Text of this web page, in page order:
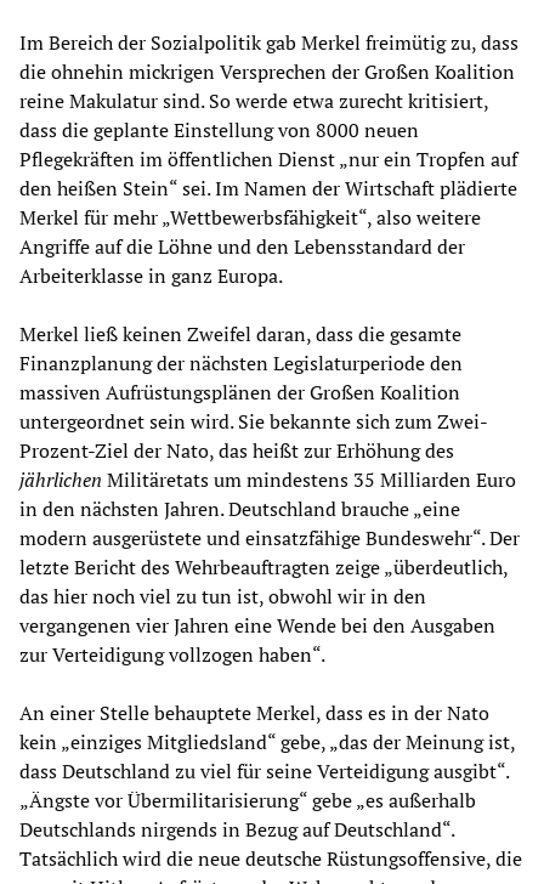
Im Bereich der Sozialpolitik gab Merkel freimütig zu, dass
die ohnehin mickrigen Versprechen der Großen Koalition
reine Makulatur sind. So werde etwa zurecht kritisiert,
dass die geplante Einstellung von 8000 neuen
Pflegekräften im öffentlichen Dienst „nur ein Tropfen auf
den heißen Stein“ sei. Im Namen der Wirtschaft plädierte
Merkel für mehr „Wettbewerbsfähigkeit“, also weitere
Angriffe auf die Löhne und den Lebensstandard der
Arbeiterklasse in ganz Europa.
Merkel ließ keinen Zweifel daran, dass die gesamte
Finanzplanung der nächsten Legislaturperiode den
massiven Aufrüstungsplänen der Großen Koalition
untergeordnet sein wird. Sie bekannte sich zum Zwei-
Prozent-Ziel der Nato, das heißt zur Erhöhung des
jährlichen Militäretats um mindestens 35 Milliarden Euro
in den nächsten Jahren. Deutschland brauche „eine
modern ausgerüstete und einsatzfähige Bundeswehr“. Der
letzte Bericht des Wehrbeauftragten zeige „überdeutlich,
das hier noch viel zu tun ist, obwohl wir in den
vergangenen vier Jahren eine Wende bei den Ausgaben
zur Verteidigung vollzogen haben“.
An einer Stelle behauptete Merkel, dass es in der Nato
kein „einziges Mitgliedsland“ gebe, „das der Meinung ist,
dass Deutschland zu viel für seine Verteidigung ausgibt“.
„Ängste vor Übermilitarisierung“ gebe „es außerhalb
Deutschlands nirgends in Bezug auf Deutschland“.
Tatsächlich wird die neue deutsche Rüstungsoffensive, die